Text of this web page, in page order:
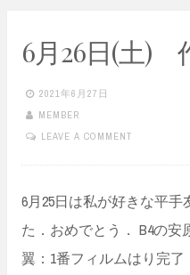
6月26日(土)
2021年6月27日
MEMBER
LEAVE A COMMENT
6月25日は私が好きな平
た．おめでとう． B4の
翼：1番フィルムはり完